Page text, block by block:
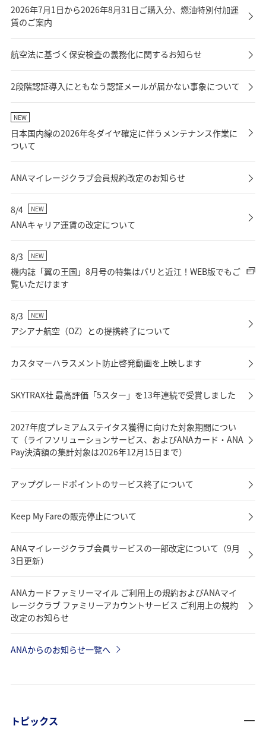
2026年7月1日から2026年8月31日ご購入分、燃油特別付加運
賃のご案内
航空法に基づく保安検査の義務化に関するお知らせ
2段階認証導入にともなう認証メールが届かない事象について
NEW
日本国内線の2026年冬ダイヤ確定に伴うメンテナンス作業に
ついて
ANAマイレージクラブ会員規約改定のお知らせ
8/4 NEW
ANAキャリア運賃の改定について
8/3 NEW
機内誌「翼の王国」8月号の特集はパリと近江！WEB版でもご
覧いただけます
8/3 NEW
アシアナ航空（OZ）との提携終了について
カスタマーハラスメント防止啓発動画を上映します
SKYTRAX社 最高評価「5スター」を13年連続で受賞しました
2027年度プレミアムステイタス獲得に向けた対象期間につい
て（ライフソリューションサービス、およびANAカード・ANA
Pay決済額の集計対象は2026年12月15日まで）
アップグレードポイントのサービス終了について
Keep My Fareの販売停止について
ANAマイレージクラブ会員サービスの一部改定について（9月
3日更新）
ANAカードファミリーマイル ご利用上の規約およびANAマイ
レージクラブ ファミリーアカウントサービス ご利用上の規約
改定のお知らせ
ANAからのお知らせ一覧へ
トピックス